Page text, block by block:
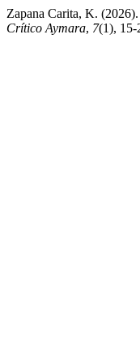
Zapana Carita, K.
Crítico Aymara, 7(1), 15-